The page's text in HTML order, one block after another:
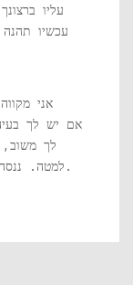
עכשיו
אני
לך
למטה. ננסה לספק לך את הפתרון לבעיה שאתה מקבל.